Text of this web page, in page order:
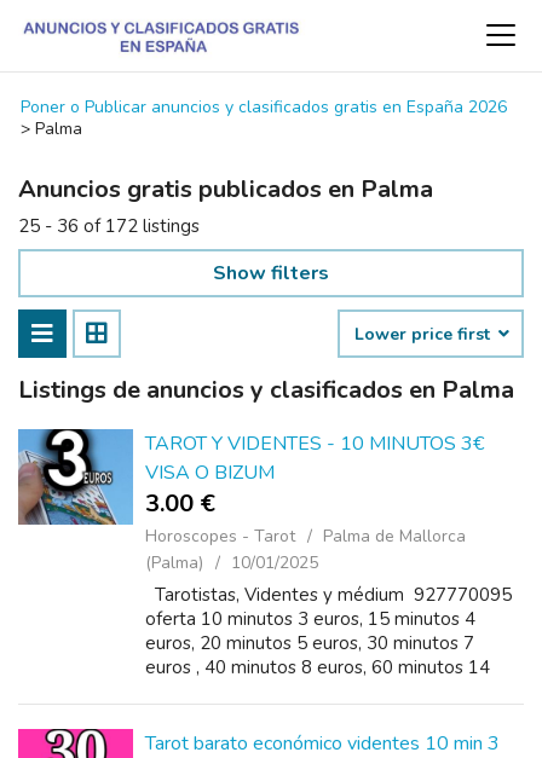
Poner o Publicar anuncios y clasificados gratis en España 2026
> Palma
Anuncios gratis publicados en Palma
25 - 36 of 172 listings
Show filters
Lower price first
Listings de anuncios y clasificados en Palma
TAROT Y VIDENTES - 10 MINUTOS 3€
VISA O BIZUM
3.00 €
Horoscopes - Tarot
Palma de Mallorca
(Palma)
10/01/2025
Tarotistas, Videntes y médium 927770095
oferta 10 minutos 3 euros, 15 minutos 4
euros, 20 minutos 5 euros, 30 minutos 7
euros , 40 minutos 8 euros, 60 minutos 14
Tarot barato económico videntes 10 min 3